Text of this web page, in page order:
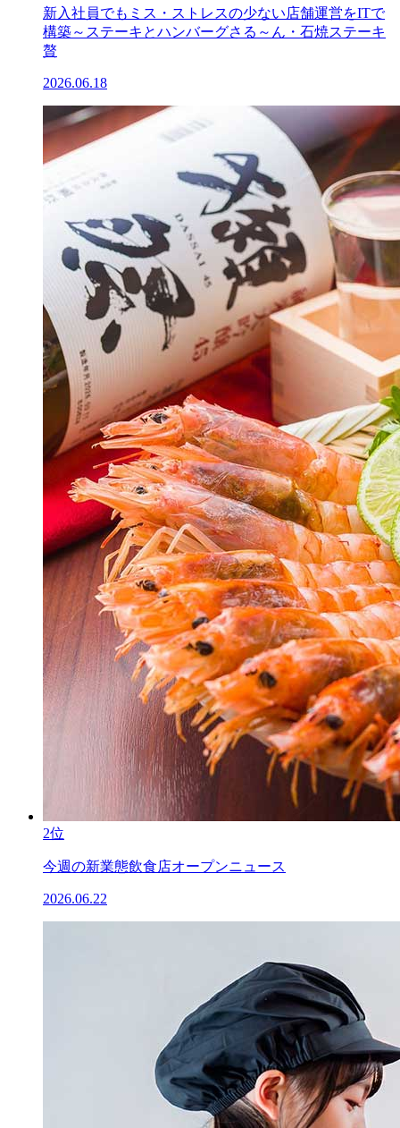
新入社員でもミス・ストレスの少ない店舗運営をITで
構築～ステーキとハンバーグさる～ん・石焼ステーキ
贅
2026.06.18
2位
今週の新業態飲食店オープンニュース
2026.06.22